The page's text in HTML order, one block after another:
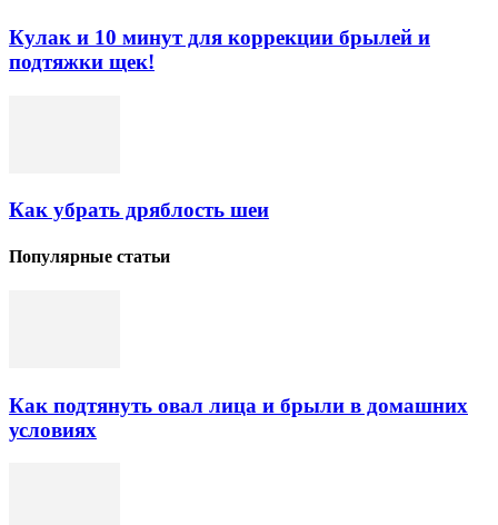
Кулак и 10 минут для коррекции брылей и
подтяжки щек!
Как убрать дряблость шеи
Популярные статьи
Как подтянуть овал лица и брыли в домашних
условиях